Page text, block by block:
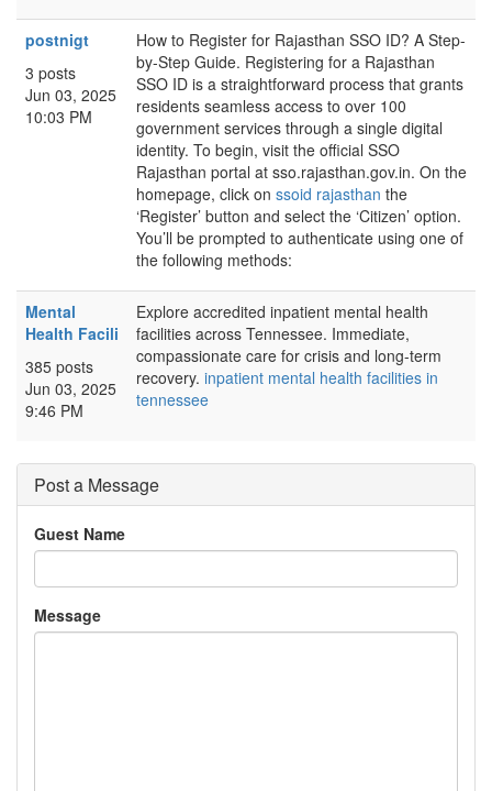
postnigt
3 posts
Jun 03, 2025
10:03 PM
How to Register for Rajasthan SSO ID? A Step-
by-Step Guide. Registering for a Rajasthan
SSO ID is a straightforward process that grants
residents seamless access to over 100
government services through a single digital
identity. To begin, visit the official SSO
Rajasthan portal at sso.rajasthan.gov.in. On the
homepage, click on ssoid rajasthan the
‘Register’ button and select the ‘Citizen’ option.
You’ll be prompted to authenticate using one of
the following methods:
Mental
Health Facili
385 posts
Jun 03, 2025
9:46 PM
Explore accredited inpatient mental health
facilities across Tennessee. Immediate,
compassionate care for crisis and long-term
recovery. inpatient mental health facilities in
tennessee
Post a Message
Guest Name
Message